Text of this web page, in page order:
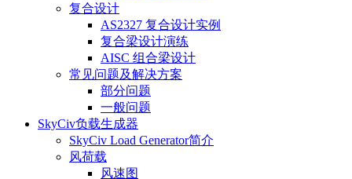
复合设计
AS2327 复合设计实例
复合梁设计演练
AISC 组合梁设计
常见问题及解决方案
部分问题
一般问题
SkyCiv负载生成器
SkyCiv Load Generator简介
风荷载
风速图